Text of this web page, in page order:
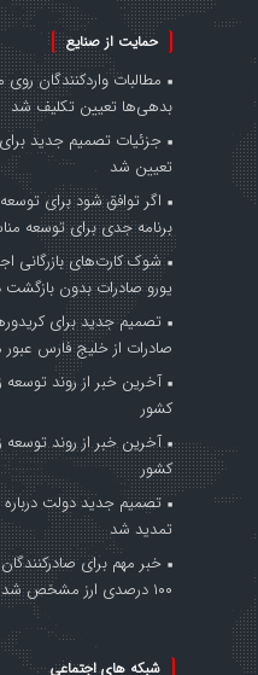
حمایت از صنایع
مطالبات واردکنندگان
بدهی‌ها تعیین تکلیف شد
جزئیات تصمیم جدید
تعیین شد
اگر توافق شود برای
برنامه جدی برای توسعه
یورو صادرات بدون
تصمیم جدید برای
صادرات از خلیج فارس عبور
آخرین خبر از روند
کشور
آخرین خبر از روند
کشور
تصمیم جدید دولت
تمدید شد
خبر مهم برای
۱۰۰ درصدی ارز مشخص شد
شبکه های اجتماعی